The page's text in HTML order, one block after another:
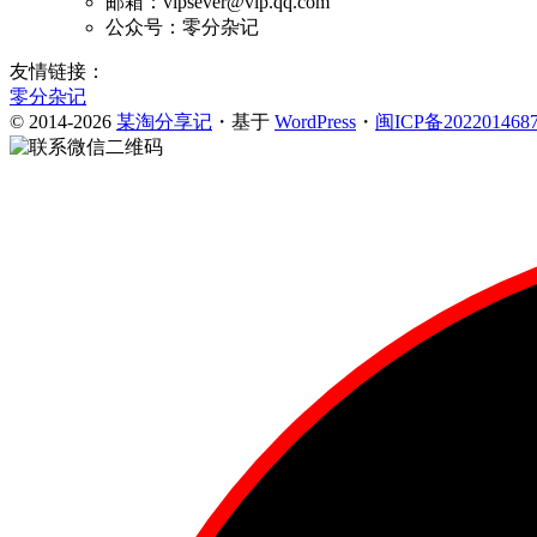
公众号：零分杂记
友情链接：
零分杂记
© 2014-2026 某淘分享记 ・基于 WordPress ・ 闽ICP备